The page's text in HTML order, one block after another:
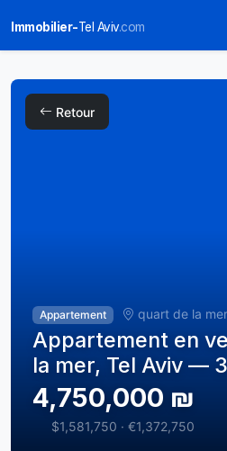
Immobilier-Tel Aviv.com
Retour
Appartement quart de la
Appartement en
la mer, Tel Aviv —
4,750,000 ₪
$1,581,750 · €1,372,750